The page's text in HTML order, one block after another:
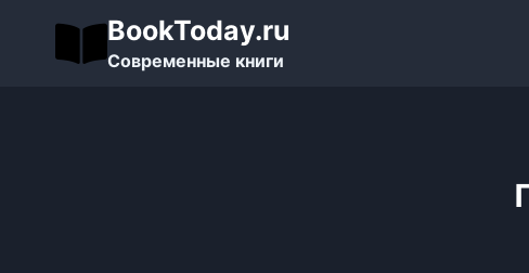
содержимому
BookToday.ru
Современные книги